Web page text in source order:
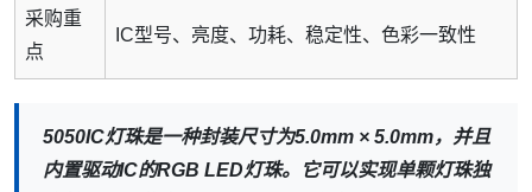
采购重
点
IC型号、亮度、功耗、稳定性、色彩一致性
5050IC灯珠是一种封装尺寸为5.0mm × 5.0mm，并且
内置驱动IC的RGB LED灯珠。它可以实现单颗灯珠独